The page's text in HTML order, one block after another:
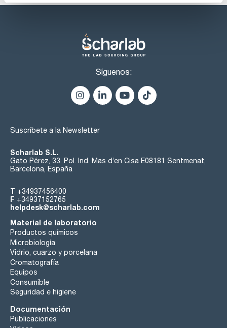
Síguenos:
Suscríbete a la Newsletter
Scharlab S.L.
Gato Pérez, 33. Pol. Ind. Mas d’en Cisa E08181 Sentmenat,
Barcelona, España
T +34937456400
F +34937152765
helpdesk@scharlab.com
Material de laboratorio
Productos químicos
Microbiología
Vidrio, cuarzo y porcelana
Cromatografía
Equipos
Consumible
Seguridad e higiene
Documentación
Publicaciones